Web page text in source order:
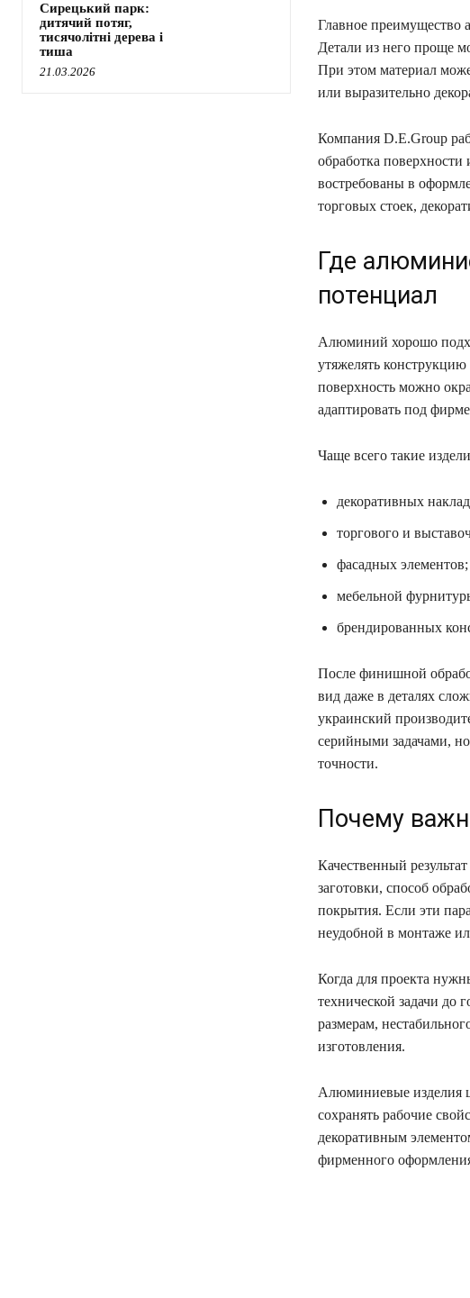
Сирецький парк:
дитячий потяг,
тисячолітні дерева і
тиша
21.03.2026
Главное преимущество
Детали из него проще
При этом материал
или выразительно
Компания D.E.Group
обработка
востребованы в
торговых стоек,
Где
потенциал
Алюминий хорошо
утяжелять
поверхность можно
адаптировать под
Чаще всего такие
декоративных
торгового и
фасадных элементов;
мебельной
брендированных
После финишной
вид даже в деталях
украинский
серийными задачами,
точности.
Почему
Качественный
заготовки, способ
покрытия. Если эти
неудобной в монтаже
Когда для проекта
технической задачи до
размерам,
изготовления.
Алюминиевые изделия
сохранять рабочие
декоративным
фирменного